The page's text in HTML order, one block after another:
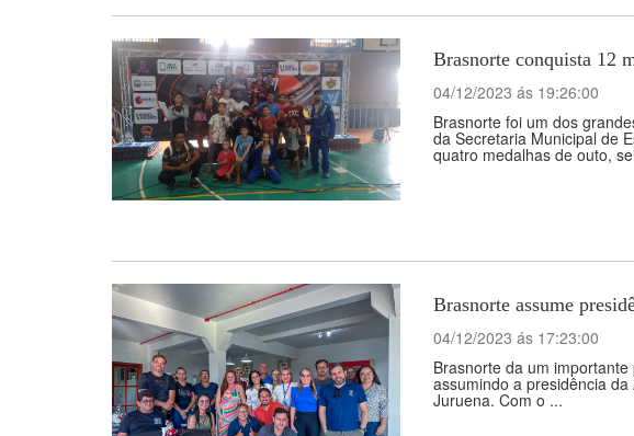
Brasnorte conquista 12
04/12/2023 ás 19:26:00
Brasnorte foi um dos
da Secretaria Municipal de
quatro medalhas de outo,
Brasnorte assume
04/12/2023 ás 17:23:00
Brasnorte da um
assumindo a presidência
Juruena. Com o ...